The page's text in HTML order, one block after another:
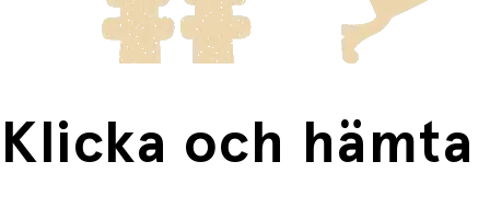
Fri frakt när du handlar för mer än 1500:-
Klicka och hämta